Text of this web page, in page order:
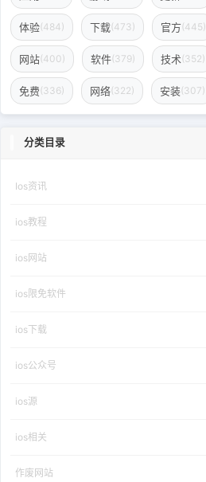
体验(484) 下载(473) 官方(445)
网站(400) 软件(379) 技术(352)
免费(336) 网络(322) 安装(307)
分类目录
Ios资讯
ios教程
ios网站
ios限免软件
ios下载
ios公众号
ios源
ios相关
作废网站